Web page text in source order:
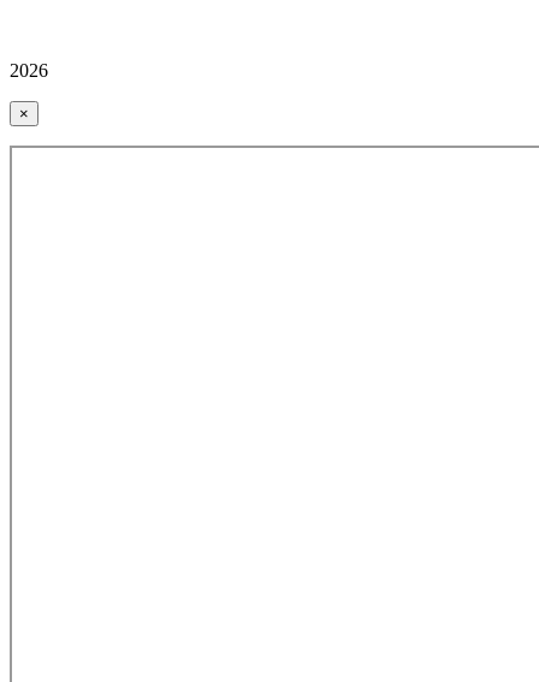
2026
×